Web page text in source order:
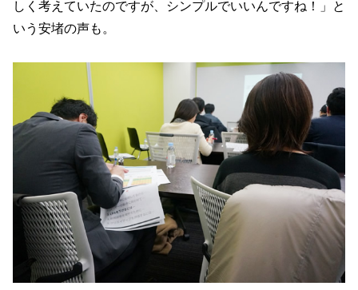
しく考えていたのですが、シンプルでいいんですね！」と
いう安堵の声も。